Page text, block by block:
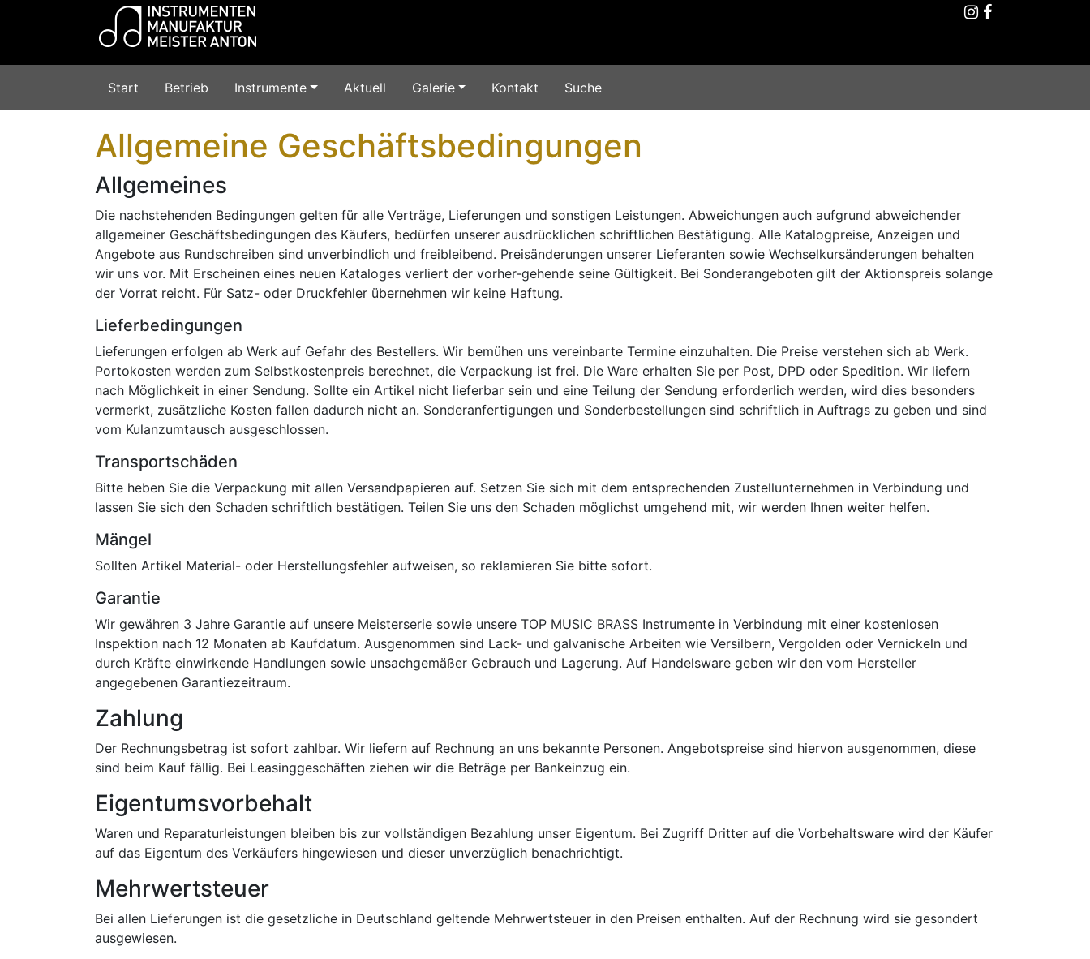
Start Betrieb Instrumente Aktuell Galerie Kontakt Suche
Allgemeine Geschäftsbedingungen
Allgemeines
Die nachstehenden Bedingungen gelten für alle Verträge, Lieferungen und sonstigen Leistungen. Abweichungen auch aufgrund abweichender
allgemeiner Geschäftsbedingungen des Käufers, bedürfen unserer ausdrücklichen schriftlichen Bestätigung. Alle Katalogpreise, Anzeigen und
Angebote aus Rundschreiben sind unverbindlich und freibleibend. Preisänderungen unserer Lieferanten sowie Wechselkursänderungen behalten
wir uns vor. Mit Erscheinen eines neuen Kataloges verliert der vorher-gehende seine Gültigkeit. Bei Sonderangeboten gilt der Aktionspreis solange
der Vorrat reicht. Für Satz- oder Druckfehler übernehmen wir keine Haftung.
Lieferbedingungen
Lieferungen erfolgen ab Werk auf Gefahr des Bestellers. Wir bemühen uns vereinbarte Termine einzuhalten. Die Preise verstehen sich ab Werk.
Portokosten werden zum Selbstkostenpreis berechnet, die Verpackung ist frei. Die Ware erhalten Sie per Post, DPD oder Spedition. Wir liefern
nach Möglichkeit in einer Sendung. Sollte ein Artikel nicht lieferbar sein und eine Teilung der Sendung erforderlich werden, wird dies besonders
vermerkt, zusätzliche Kosten fallen dadurch nicht an. Sonderanfertigungen und Sonderbestellungen sind schriftlich in Auftrags zu geben und sind
vom Kulanzumtausch ausgeschlossen.
Transportschäden
Bitte heben Sie die Verpackung mit allen Versandpapieren auf. Setzen Sie sich mit dem entsprechenden Zustellunternehmen in Verbindung und
lassen Sie sich den Schaden schriftlich bestätigen. Teilen Sie uns den Schaden möglichst umgehend mit, wir werden Ihnen weiter helfen.
Mängel
Sollten Artikel Material- oder Herstellungsfehler aufweisen, so reklamieren Sie bitte sofort.
Garantie
Wir gewähren 3 Jahre Garantie auf unsere Meisterserie sowie unsere TOP MUSIC BRASS Instrumente in Verbindung mit einer kostenlosen
Inspektion nach 12 Monaten ab Kaufdatum. Ausgenommen sind Lack- und galvanische Arbeiten wie Versilbern, Vergolden oder Vernickeln und
durch Kräfte einwirkende Handlungen sowie unsachgemäßer Gebrauch und Lagerung. Auf Handelsware geben wir den vom Hersteller
angegebenen Garantiezeitraum.
Zahlung
Der Rechnungsbetrag ist sofort zahlbar. Wir liefern auf Rechnung an uns bekannte Personen. Angebotspreise sind hiervon ausgenommen, diese
sind beim Kauf fällig. Bei Leasinggeschäften ziehen wir die Beträge per Bankeinzug ein.
Eigentumsvorbehalt
Waren und Reparaturleistungen bleiben bis zur vollständigen Bezahlung unser Eigentum. Bei Zugriff Dritter auf die Vorbehaltsware wird der Käufer
auf das Eigentum des Verkäufers hingewiesen und dieser unverzüglich benachrichtigt.
Mehrwertsteuer
Bei allen Lieferungen ist die gesetzliche in Deutschland geltende Mehrwertsteuer in den Preisen enthalten. Auf der Rechnung wird sie gesondert
ausgewiesen.